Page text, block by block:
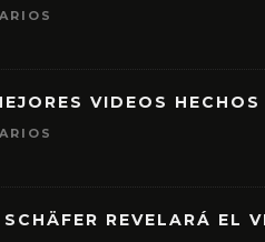
VIDEOS
REVELARÁ EL